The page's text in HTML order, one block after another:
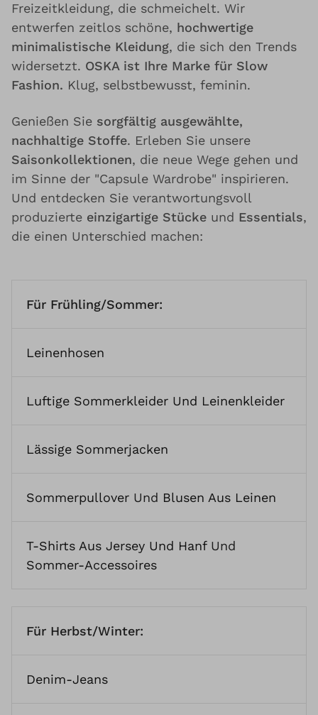
Freizeitkleidung, die schmeichelt. Wir
entwerfen zeitlos schöne, hochwertige
minimalistische Kleidung, die sich den Trends
widersetzt. OSKA ist Ihre Marke für Slow
Fashion. Klug, selbstbewusst, feminin.
Genießen Sie sorgfältig ausgewählte,
nachhaltige Stoffe. Erleben Sie unsere
Saisonkollektionen, die neue Wege gehen und
im Sinne der "Capsule Wardrobe" inspirieren.
Und entdecken Sie verantwortungsvoll
produzierte einzigartige Stücke und Essentials,
die einen Unterschied machen:
Für Frühling/Sommer:
Leinenhosen
Luftige Sommerkleider Und Leinenkleider
Lässige Sommerjacken
Sommerpullover Und Blusen Aus Leinen
T-Shirts Aus Jersey Und HanfUnd
Sommer-Accessoires
Für Herbst/Winter:
Denim-Jeans